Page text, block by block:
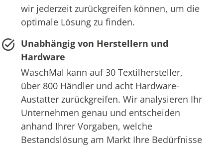
wir jederzeit zurückgreifen können, um die
optimale Lösung zu finden.
Unabhängig von Herstellern und
Hardware
WaschMal kann auf 30 Textilhersteller,
über 800 Händler und acht Hardware-
Austatter zurückgreifen. Wir analysieren Ihr
Unternehmen genau und entscheiden
anhand Ihrer Vorgaben, welche
Bestandslösung am Markt Ihre Bedürfnisse